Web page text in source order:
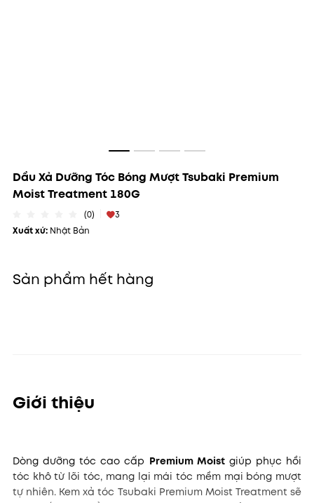
Dầu Xả Dưỡng Tóc Bóng Mượt Tsubaki Premium
Moist Treatment 180G
(0)
3
Xuất xứ: Nhật Bản
Sản phẩm hết hàng
Giới thiệu
Dòng dưỡng tóc cao cấp Premium Moistgiúp phục hồi
tóc khô từ lõi tóc, mang lại mái tóc mềm mại bóng mượt
tự nhiên. Kem xả tóc Tsubaki Premium Moist Treatment sẽ